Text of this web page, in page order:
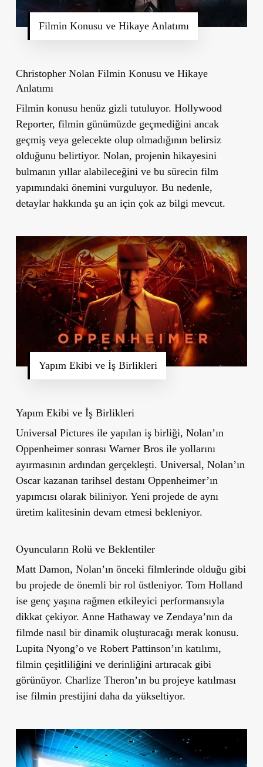
Filmin Konusu ve Hikaye Anlatımı
Christopher Nolan Filmin Konusu ve Hikaye
Anlatımı
Filmin konusu henüz gizli tutuluyor. Hollywood
Reporter, filmin günümüzde geçmediğini ancak
geçmiş veya gelecekte olup olmadığının belirsiz
olduğunu belirtiyor. Nolan, projenin hikayesini
bulmanın yıllar alabileceğini ve bu sürecin film
yapımındaki önemini vurguluyor. Bu nedenle,
detaylar hakkında şu an için çok az bilgi mevcut.
Yapım Ekibi ve İş Birlikleri
Yapım Ekibi ve İş Birlikleri
Universal Pictures ile yapılan iş birliği, Nolan’ın
Oppenheimersonrası Warner Bros ile yollarını
ayırmasının ardından gerçekleşti. Universal, Nolan’ın
Oscar kazanan tarihsel destanı Oppenheimer’ın
yapımcısı olarak biliniyor. Yeni projede de aynı
üretim kalitesinin devam etmesi bekleniyor.
Oyuncuların Rolü ve Beklentiler
Matt Damon, Nolan’ın önceki filmlerinde olduğu gibi
bu projede de önemli bir rol üstleniyor. Tom Holland
ise genç yaşına rağmen etkileyici performansıyla
dikkat çekiyor. Anne Hathaway ve Zendaya’nın da
filmde nasıl bir dinamik oluşturacağı merak konusu.
Lupita Nyong’o ve Robert Pattinson’ın katılımı,
filmin çeşitliliğini ve derinliğini artıracak gibi
görünüyor. Charlize Theron’ın bu projeye katılması
ise filmin prestijini daha da yükseltiyor.